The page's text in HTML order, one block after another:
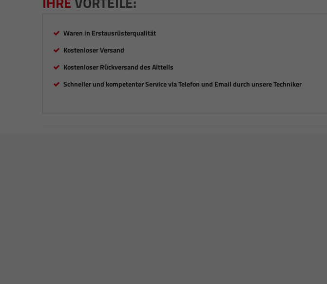
Waren in Erstausrüsterqualität
Kostenloser Versand
Kostenloser Rückversand des Altteils
Schneller und kompetenter Service via Telefon und Email durch unsere Techniker